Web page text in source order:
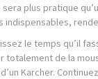
plus pratique
indispensables,
le temps qu’il
totalement de la
Karcher.